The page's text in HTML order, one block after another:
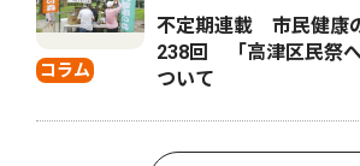
コラム
不定期連載 市民健康
238回 「高津区民祭
ついて